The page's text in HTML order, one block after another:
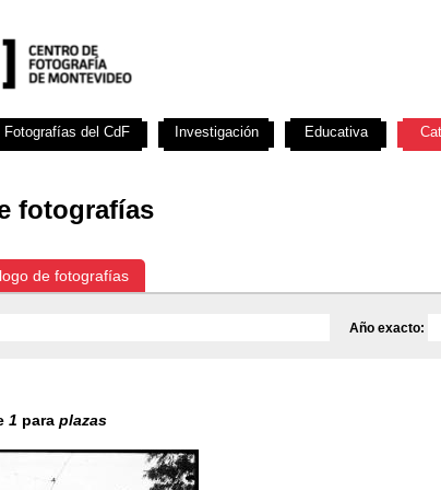
fotografías
de fotografías
Año exacto:
1 para plazas
Fotografías del CdF Investigación Educativa